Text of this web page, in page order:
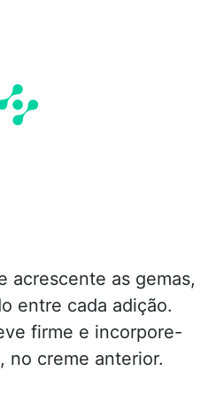
acrescente as gemas,
entre cada adição.
firme e incorpore-
no creme anterior.